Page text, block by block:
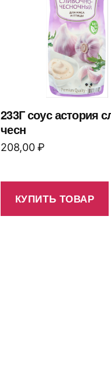
233Г соус астория
чесн
208,00₽
КУПИТЬ ТОВАР